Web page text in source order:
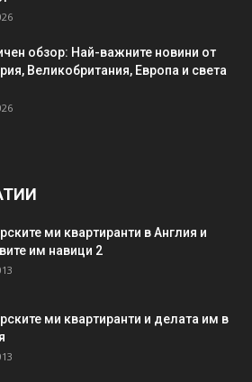
обзор: Най-важните новини от
Великобритания, Европа и света
ми квартиранти в Англия и
им навици 2
ми квартиранти и делата им в